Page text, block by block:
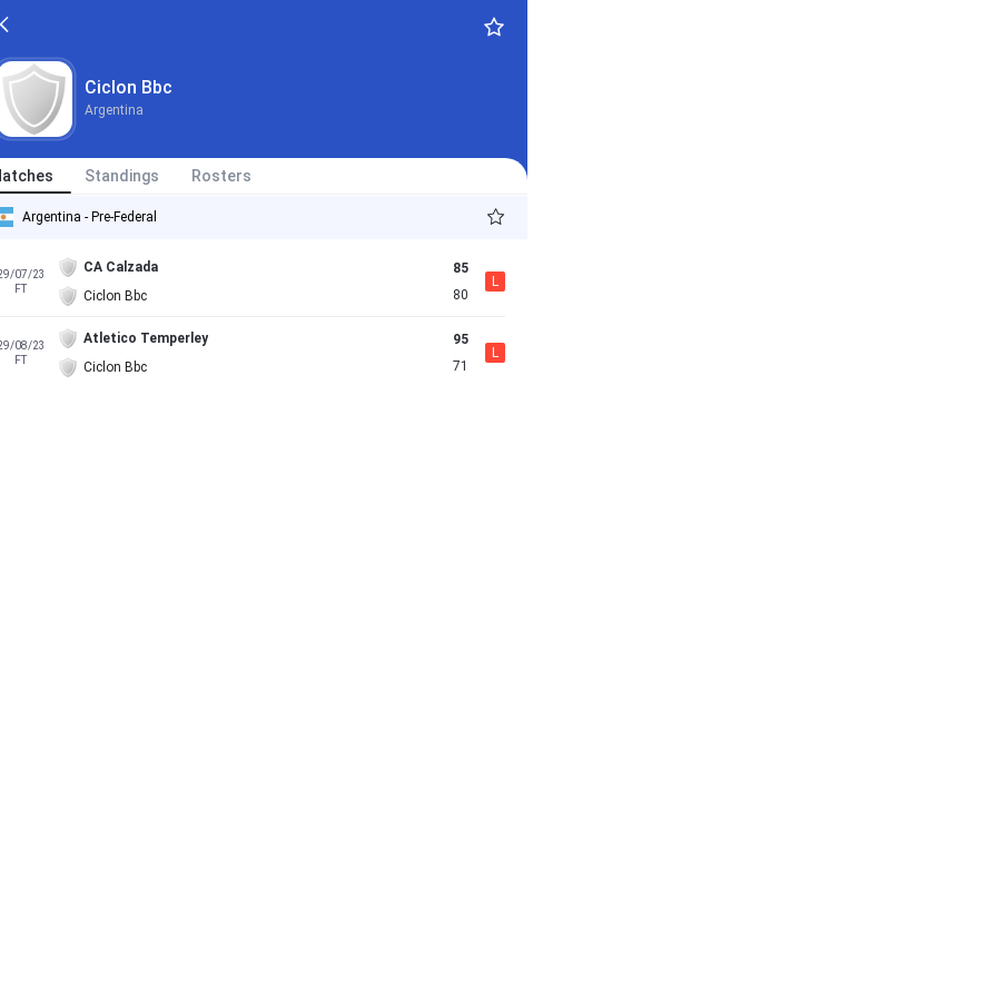
Ciclon Bbc
Argentina
Standings Rosters
Argentina - Pre-Federal
07/23
FT
CA Calzada
Ciclon Bbc
85
80
L
08/23
FT
Atletico Temperley
Ciclon Bbc
95
71
L